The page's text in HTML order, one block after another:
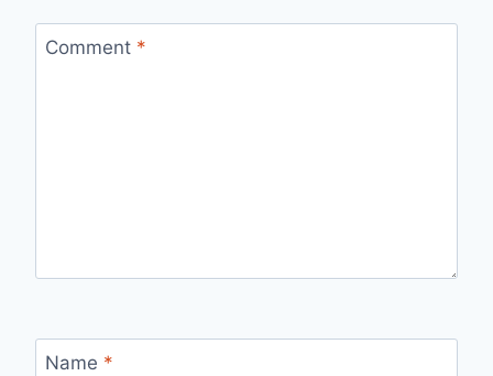
Comment *
Name *